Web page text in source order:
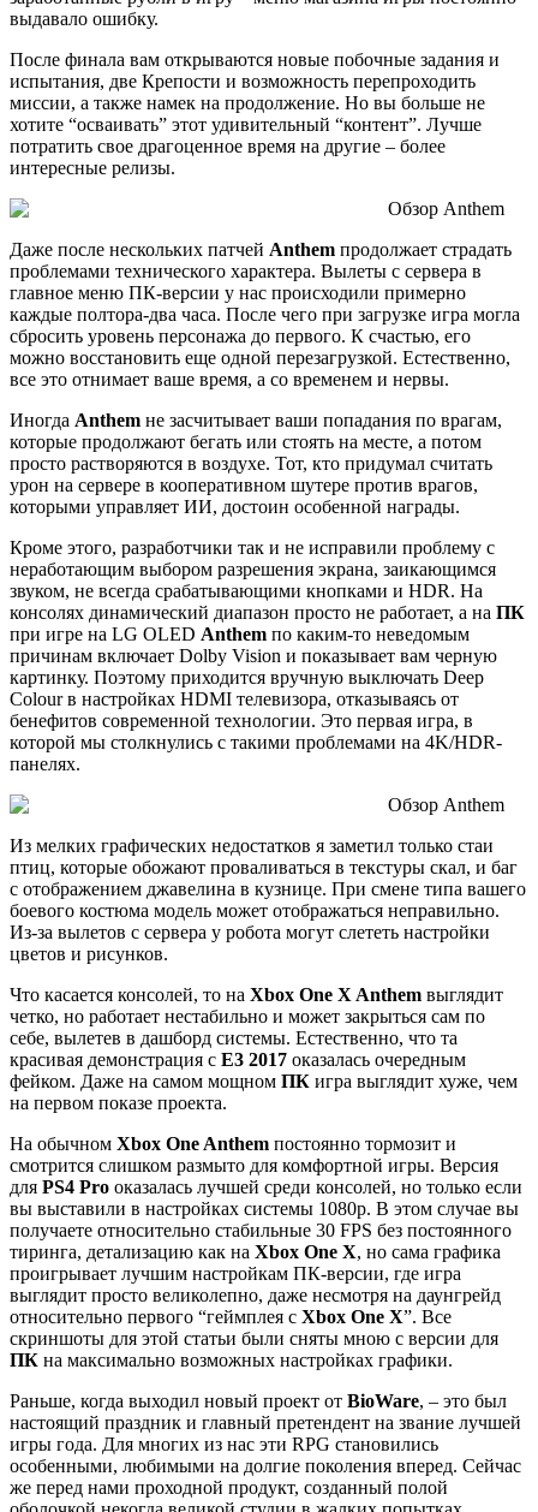
выдавало ошибку.
После финала вам открываются новые побочные задания и
испытания, две Крепости и возможность перепроходить
миссии, а также намек на продолжение. Но вы больше не
хотите “осваивать” этот удивительный “контент”. Лучше
потратить свое драгоценное время на другие – более
интересные релизы.
Даже после нескольких патчей Anthem продолжает страдать
проблемами технического характера. Вылеты с сервера в
главное меню ПК-версии у нас происходили примерно
каждые полтора-два часа. После чего при загрузке игра могла
сбросить уровень персонажа до первого. К счастью, его
можно восстановить еще одной перезагрузкой. Естественно,
все это отнимает ваше время, а со временем и нервы.
Иногда Anthem не засчитывает ваши попадания по врагам,
которые продолжают бегать или стоять на месте, а потом
просто растворяются в воздухе. Тот, кто придумал считать
урон на сервере в кооперативном шутере против врагов,
которыми управляет ИИ, достоин особенной награды.
Кроме этого, разработчики так и не исправили проблему с
неработающим выбором разрешения экрана, заикающимся
звуком, не всегда срабатывающими кнопками и HDR. На
консолях динамический диапазон просто не работает, а на ПК
при игре на LG OLED Anthem по каким-то неведомым
причинам включает Dolby Vision и показывает вам черную
картинку. Поэтому приходится вручную выключать Deep
Colour в настройках HDMI телевизора, отказываясь от
бенефитов современной технологии. Это первая игра, в
которой мы столкнулись с такими проблемами на 4K/HDR-
панелях.
Из мелких графических недостатков я заметил только стаи
птиц, которые обожают проваливаться в текстуры скал, и баг
с отображением джавелина в кузнице. При смене типа вашего
боевого костюма модель может отображаться неправильно.
Из-за вылетов с сервера у робота могут слететь настройки
цветов и рисунков.
Что касается консолей, то на Xbox One X Anthem выглядит
четко, но работает нестабильно и может закрыться сам по
себе, вылетев в дашборд системы. Естественно, что та
красивая демонстрация с E3 2017 оказалась очередным
фейком. Даже на самом мощном ПК игра выглядит хуже, чем
на первом показе проекта.
На обычном Xbox One Anthem постоянно тормозит и
смотрится слишком размыто для комфортной игры. Версия
для PS4 Pro оказалась лучшей среди консолей, но только если
вы выставили в настройках системы 1080p. В этом случае вы
получаете относительно стабильные 30 FPS без постоянного
тиринга, детализацию как на Xbox One X, но сама графика
проигрывает лучшим настройкам ПК-версии, где игра
выглядит просто великолепно, даже несмотря на даунгрейд
относительно первого “геймплея с Xbox One X”. Все
скриншоты для этой статьи были сняты мною с версии для
ПК на максимально возможных настройках графики.
Раньше, когда выходил новый проект от BioWare, – это был
настоящий праздник и главный претендент на звание лучшей
игры года. Для многих из нас эти RPG становились
особенными, любимыми на долгие поколения вперед. Сейчас
же перед нами проходной продукт, созданный полой